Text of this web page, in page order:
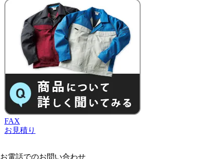
FAX
お見積り
お電話でのお問い合わせ